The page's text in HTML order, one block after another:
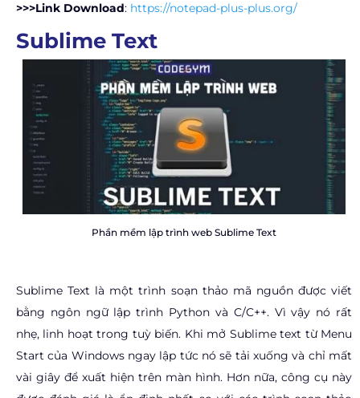
>>>Link Download: https://notepad-plus-plus.org/
Sublime Text
Phần mềm lập trình web Sublime Text
Sublime Text là một trình soạn thảo mã nguồn được viết
bằng ngôn ngữ lập trình Python và C/C++. Vì vậy nó rất
nhẹ, linh hoạt trong tuỳ biến. Khi mở Sublime text từ Menu
Start của Windows ngay lập tức nó sẽ tải xuống và chỉ mất
vài giây để xuất hiện trên màn hình. Hơn nữa, công cụ này